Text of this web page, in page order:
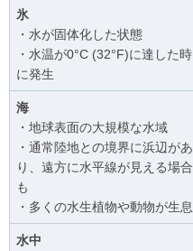
氷
・水が固体化した状態
・水温が0°C (32°F)に達した時
に発生
海
・地球表面の大規模な水域
・通常陸地との境界に浜辺があ
り、遠方に水平線が見える場合
も
・多くの水生植物や動物が生息
水中